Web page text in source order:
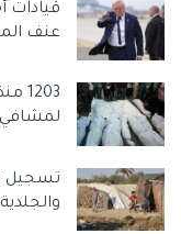
قيادات
عنف
لمشافي غزة
والجلدية